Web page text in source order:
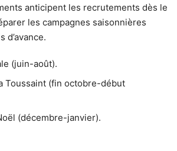
anticipent les recrutements dès le
les campagnes saisonnières
d’avance.
(juin-août).
Toussaint (fin octobre-début
(décembre-janvier).